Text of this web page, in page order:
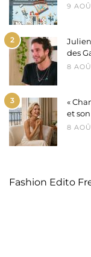
9
2
des
8
3
«
et
8
Fashion Edito